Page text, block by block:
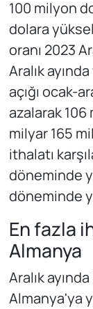
100 milyon
dolara
oranı 2023
Aralık
açığı ocak-
azalarak
milyar 165
ithalatı
döneminde
döneminde
En fazla
Almanya
Aralık
Almanya'ya